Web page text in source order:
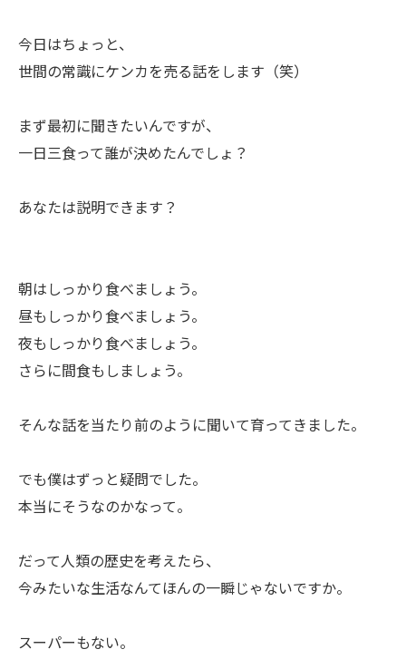
今日はちょっと、
世間の常識にケンカを売る話をします（笑）
まず最初に聞きたいんですが、
一日三食って誰が決めたんでしょ？
あなたは説明できます？
朝はしっかり食べましょう。
昼もしっかり食べましょう。
夜もしっかり食べましょう。
さらに間食もしましょう。
そんな話を当たり前のように聞いて育ってきました。
でも僕はずっと疑問でした。
本当にそうなのかなって。
だって人類の歴史を考えたら、
今みたいな生活なんてほんの一瞬じゃないですか。
スーパーもない。